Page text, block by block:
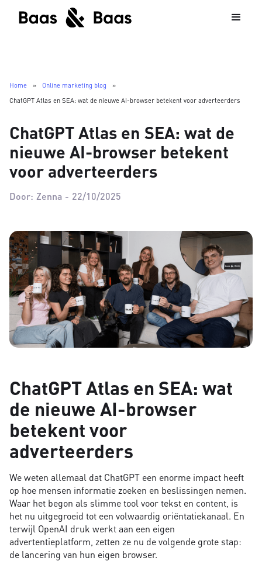
Home » Online marketing blog
»
ChatGPT Atlas en SEA: wat de nieuwe AI-browser betekent voor adverteerders
ChatGPT Atlas en SEA: wat de
nieuwe AI-browser betekent
voor adverteerders
Door: Zenna - 22/10/2025
ChatGPT Atlas en SEA: wat
de nieuwe AI-browser
betekent voor
adverteerders
We weten allemaal dat ChatGPT een enorme impact heeft
op hoe mensen informatie zoeken en beslissingen nemen.
Waar het begon als slimme tool voor tekst en content, is
het nu uitgegroeid tot een volwaardig oriëntatiekanaal. En
terwijl OpenAI druk werkt aan een eigen
advertentieplatform, zetten ze nu de volgende grote stap:
de lancering van hun eigen browser.